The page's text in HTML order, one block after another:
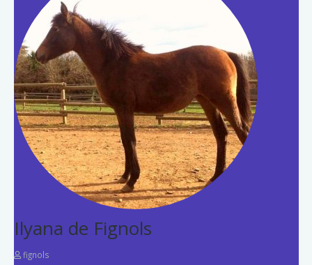
Ilyana de Fignols
fignols